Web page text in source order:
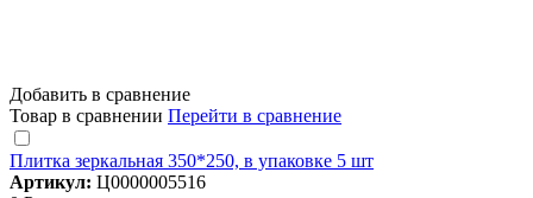
Добавить в сравнение
Товар в сравнении Перейти в сравнение
Плитка зеркальная 350*250, в упаковке 5 шт
Артикул: Ц0000005516